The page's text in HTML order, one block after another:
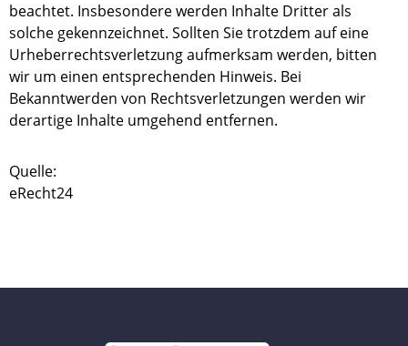
beachtet. Insbesondere werden Inhalte Dritter als
solche gekennzeichnet. Sollten Sie trotzdem auf eine
Urheberrechtsverletzung aufmerksam werden, bitten
wir um einen entsprechenden Hinweis. Bei
Bekanntwerden von Rechtsverletzungen werden wir
derartige Inhalte umgehend entfernen.
Quelle:
eRecht24